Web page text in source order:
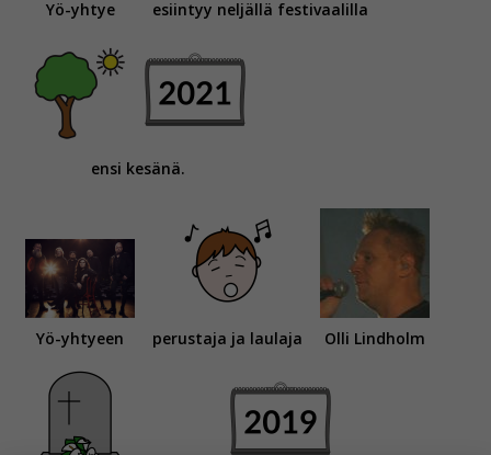
Yö-yhtye esiintyy neljällä festivaalilla
ensi kesänä.
Yö-yhtyeen perustaja ja laulaja Olli Lindholm